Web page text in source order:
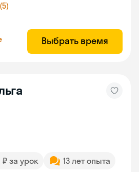
Выбрать время
₽ за урок
13 лет опыта